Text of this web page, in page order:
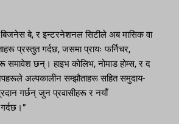
बिजनेस बे, र इन्टरनेशनल सिटीले अब मासिक वा
प्रस्तुत गर्दछ, जसमा प्रायः फर्निचर,
समावेश छन्। हाइभ कोलिभ, नोमाड होम्स, र द
अल्पकालीन सम्झौताहरू सहित समुदाय-
गर्छन् जुन प्रवासीहरू र नयाँ